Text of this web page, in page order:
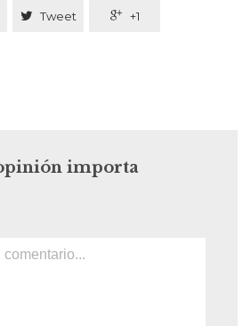
 Tweet  +1
importa